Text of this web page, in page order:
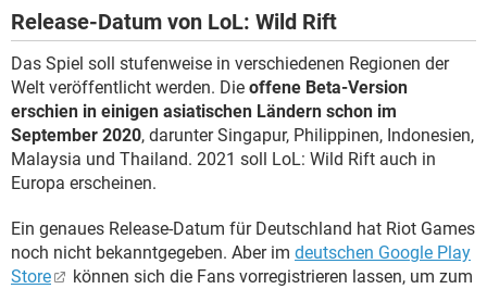
Release-Datum von LoL: Wild Rift
Das Spiel soll stufenweise in verschiedenen Regionen der
Welt veröffentlicht werden. Die offene Beta-Version
erschien in einigen asiatischen Ländern schon im
September 2020, darunter Singapur, Philippinen, Indonesien,
Malaysia und Thailand. 2021 soll LoL: Wild Rift auch in
Europa erscheinen.
Ein genaues Release-Datum für Deutschland hat Riot Games
noch nicht bekanntgegeben. Aber im deutschen Google Play
Store
können sich die Fans vorregistrieren lassen, um zum